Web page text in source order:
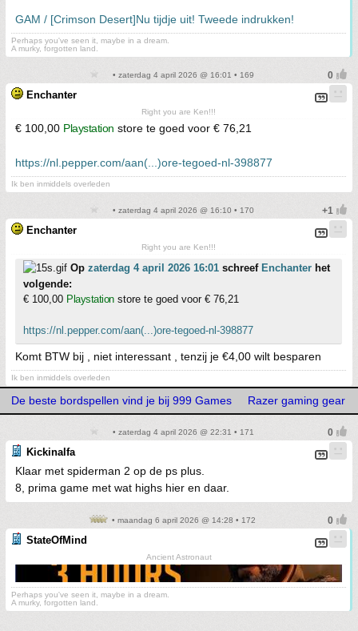
GAM / [Crimson Desert]Nu tijdje uit! Tweede indrukken!
Perhaps you've seen it, maybe in a dream.
A murky, forgotten land.
• zaterdag 4 april 2026 @ 16:01 • 169
Enchanter
Right you are Ken!!!
€ 100,00 Playstation store te goed voor € 76,21
https://nl.pepper.com/aan(...)ore-tegoed-nl-398877
Ik ben inmiddels overleden
• zaterdag 4 april 2026 @ 16:10 • 170
Enchanter
Right you are Ken!!!
Op zaterdag 4 april 2026 16:01 schreef Enchanter het
volgende:
€ 100,00 Playstationstore te goed voor € 76,21
https://nl.pepper.com/aan(...)ore-tegoed-nl-398877
Komt BTW bij , niet interessant , tenzij je €4,00 wilt besparen
Ik ben inmiddels overleden
De beste bordspellen vind je bij 999 Games Razer gaming gear
• zaterdag 4 april 2026 @ 22:31 • 171
Kickinalfa
Klaar met spiderman 2 op de ps plus.
8, prima game met wat highs hier en daar.
• maandag 6 april 2026 @ 14:28 • 172
StateOfMind
Ancient Astronaut
Perhaps you've seen it, maybe in a dream.
A murky, forgotten land.